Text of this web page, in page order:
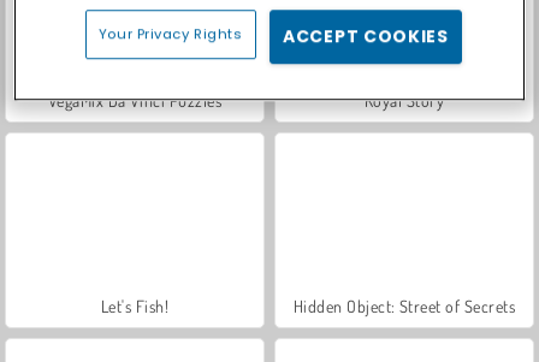
VegaMix Da Vinci Puzzles Royal Story
Let's Fish! Hidden Object: Street of Secrets
Your Privacy Rights ACCEPT COOKIES